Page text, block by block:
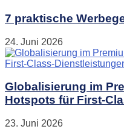
7 praktische
24. Juni 2026
Globalisierung im
Hotspots für First-
23. Juni 2026